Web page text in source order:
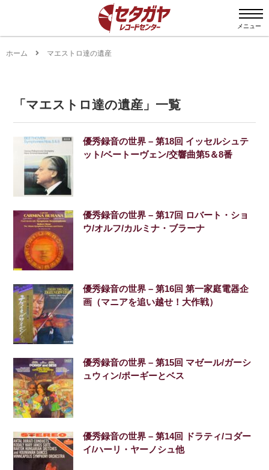
メニュー
ホーム マエストロ達の遺産
「 マエストロ達の遺産 」 一覧
優秀録音の世界 – 第18回 イッセルシュテ
ット/ベートーヴェン/交響曲第5＆8番
優秀録音の世界 – 第17回 ロバート・ショ
ウ/オルフ/カルミナ・ブラーナ
優秀録音の世界 – 第16回 第一家庭電器企
画（マニアを追い越せ！大作戦）
優秀録音の世界 – 第15回 マゼール/ガーシ
ュウィン/ポーギーとベス
優秀録音の世界 – 第14回 ドラティ/コダー
イ/ハーリ・ヤーノシュ他